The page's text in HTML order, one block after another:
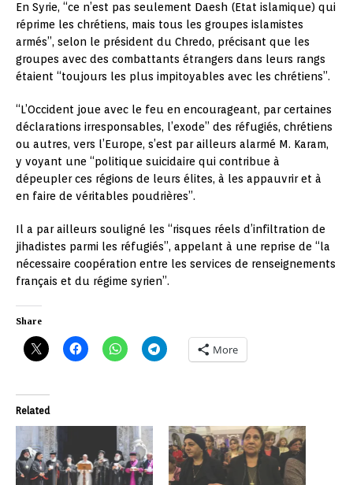
En Syrie, “ce n’est pas seulement Daesh (Etat islamique) qui
réprime les chrétiens, mais tous les groupes islamistes
armés”, selon le président du Chredo, précisant que les
groupes avec des combattants étrangers dans leurs rangs
étaient “toujours les plus impitoyables avec les chrétiens”.
“L’Occident joue avec le feu en encourageant, par certaines
déclarations irresponsables, l’exode” des réfugiés, chrétiens
ou autres, vers l’Europe, s’est par ailleurs alarmé M. Karam,
y voyant une “politique suicidaire qui contribue à
dépeupler ces régions de leurs élites, à les appauvrir et à
en faire de véritables poudrières”.
Il a par ailleurs souligné les “risques réels d’infiltration de
jihadistes parmi les réfugiés”, appelant à une reprise de “la
nécessaire coopération entre les services de renseignements
français et du régime syrien”.
Share
More
Related